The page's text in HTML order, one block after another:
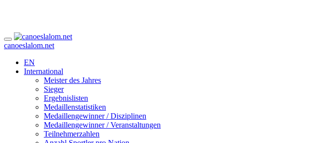
canoeslalom.net
EN
International
Meister des Jahres
Sieger
Ergebnislisten
Medaillenstatistiken
Medaillengewinner / Disziplinen
Medaillengewinner / Veranstaltungen
Teilnehmerzahlen